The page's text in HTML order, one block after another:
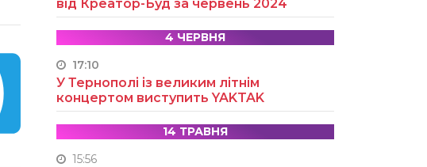
від Креатор-Буд за червень 2024
4 ЧЕРВНЯ
17:10
У Тернополі із великим літнім
концертом виступить YAKTAK
14 ТРАВНЯ
15:56